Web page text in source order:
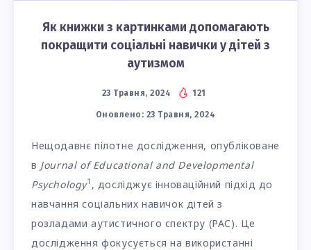
Як книжки з картинками допомагають
покращити соціальні навички у дітей з
аутизмом
23 Травня, 2024 121
Оновлено: 23 Травня, 2024
Нещодавнє пілотне дослідження, опубліковане
в Journal of Educational and Developmental
Psychology1 , досліджує інноваційний підхід до
навчання соціальних навичок дітей з
розладами аутистичного спектру (РАС). Це
дослідження фокусується на використанні